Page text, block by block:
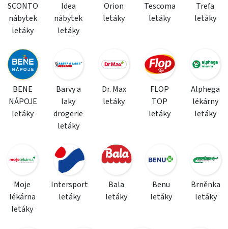
SCONTO
nábytek
letáky
Idea
nábytek
letáky
Orion
letáky
Tescoma
letáky
Trefa
letáky
BENE
NÁPOJE
letáky
Barvy a
laky
drogerie
letáky
Dr. Max
letáky
FLOP
TOP
letáky
Alphega
lékárny
letáky
Moje
lékárna
letáky
Intersport
letáky
Bala
letáky
Benu
letáky
Brněnka
letáky